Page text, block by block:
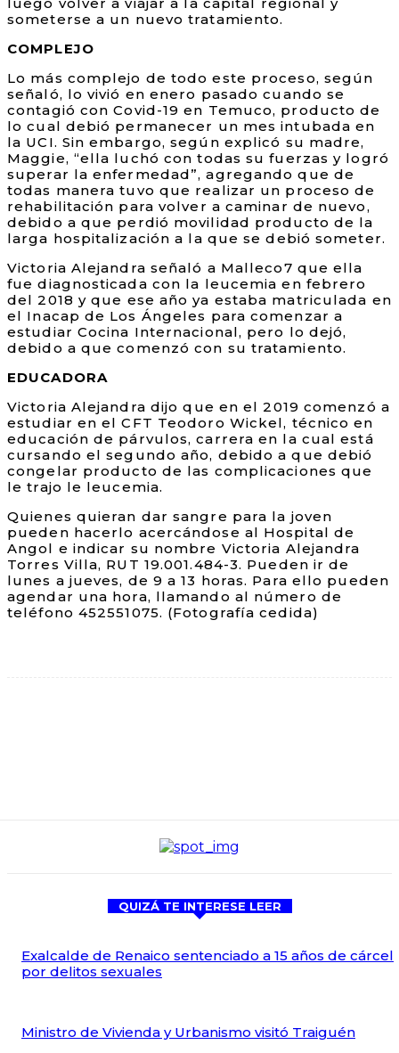
someterse a un nuevo tratamiento.
COMPLEJO
Lo más complejo de todo este proceso, según
señaló, lo vivió en enero pasado cuando se
contagió con Covid-19 en Temuco, producto de
lo cual debió permanecer un mes intubada en
la UCI. Sin embargo, según explicó su madre,
Maggie, “ella luchó con todas su fuerzas y logró
superar la enfermedad”, agregando que de
todas manera tuvo que realizar un proceso de
rehabilitación para volver a caminar de nuevo,
debido a que perdió movilidad producto de la
larga hospitalización a la que se debió someter.
Victoria Alejandra señaló a Malleco7 que ella
fue diagnosticada con la leucemia en febrero
del 2018 y que ese año ya estaba matriculada en
el Inacap de Los Ángeles para comenzar a
estudiar Cocina Internacional, pero lo dejó,
debido a que comenzó con su tratamiento.
EDUCADORA
Victoria Alejandra dijo que en el 2019 comenzó a
estudiar en el CFT Teodoro Wickel, técnico en
educación de párvulos, carrera en la cual está
cursando el segundo año, debido a que debió
congelar producto de las complicaciones que
le trajo le leucemia.
Quienes quieran dar sangre para la joven
pueden hacerlo acercándose al Hospital de
Angol e indicar su nombre Victoria Alejandra
Torres Villa, RUT 19.001.484-3. Pueden ir de
lunes a jueves, de 9 a 13 horas. Para ello pueden
agendar una hora, llamando al número de
teléfono 452551075. (Fotografía cedida)
QUIZÁ TE INTERESE LEER
Exalcalde de Renaico sentenciado a 15 años de cárcel
por delitos sexuales
Ministro de Vivienda y Urbanismo visitó Traiguén